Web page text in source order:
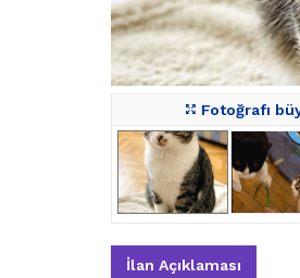
Fotoğrafı
İlan Açıklaması